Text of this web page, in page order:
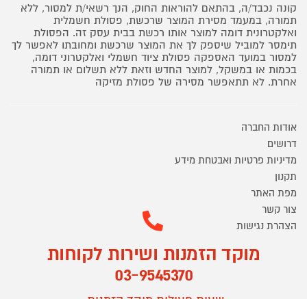
קונה נכבד/ה, בהתאם להוראות החוק, הנך רשאי/ת למסור, ללא
תמורה, במעמד מסירת המוצר שרכשת, פסולת חשמלית
ואלקטרונית דומה למוצר אותו רכשת בבית עסק זה. הפסולת
תימסר למוביל שיספק לך את המוצר שרכשת ומחובתו לאפשר לך
למסור במועד האספקה פסולת ציוד חשמלי ואלקטרוני דומה,
בכמות או במשקל, למוצר החדש וזאת ללא תשלום או תמורה
אחרת. לא תתאפשר מסירה של פסולת מזיקה
אודות החברה
דרושים
מדיניות פרטיות ואבטחת מידע
תקנון
מפת האתר
צור קשר
הצהרת נגישות
מוקד הזמנות ושירות לקוחות
03-9545370